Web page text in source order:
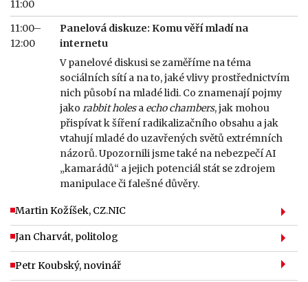
11:00
11:00–
12:00
Panelová diskuze: Komu věří mladí na
internetu
V panelové diskusi se zaměříme na téma
sociálních sítí a na to, jaké vlivy prostřednictvím
nich působí na mladé lidi. Co znamenají pojmy
jako rabbit holesa echo chambers, jak mohou
přispívat k šíření radikalizačního obsahu a jak
vtahují mladé do uzavřených světů extrémních
názorů. Upozornili jsme také na nebezpečí AI
„kamarádů“ a jejich potenciál stát se zdrojem
manipulace či falešné důvěry.
Martin Kožíšek, CZ.NIC
Jan Charvát, politolog
Petr Koubský, novinář